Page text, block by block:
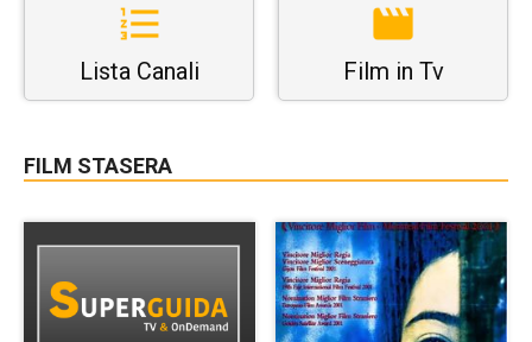
Lista Canali Film in Tv
FILM STASERA